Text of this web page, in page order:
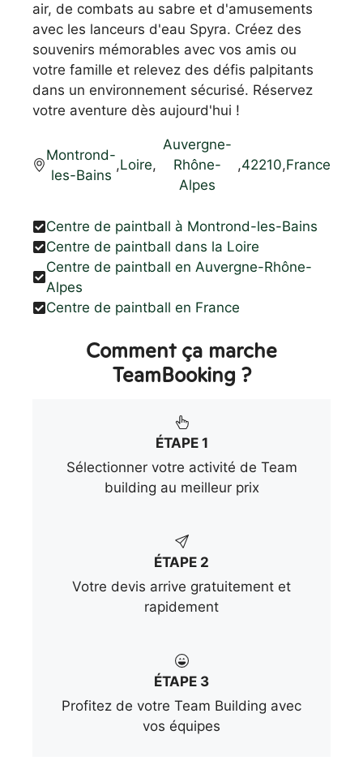
air, de combats au sabre et d'amusements
avec les lanceurs d'eau Spyra. Créez des
souvenirs mémorables avec vos amis ou
votre famille et relevez des défis palpitants
dans un environnement sécurisé. Réservez
votre aventure dès aujourd'hui !
Montrond-
les-Bains
,Loire,
Auvergne-
Rhône-
Alpes
,42210,France
Centre de paintball à Montrond-les-Bains
Centre de paintball dans la Loire
Centre de paintball en Auvergne-Rhône-
Alpes
Centre de paintball en France
Comment ça marche
TeamBooking ?
ÉTAPE 1
Sélectionner votre activité de Team
building au meilleur prix
ÉTAPE 2
Votre devis arrive gratuitement et
rapidement
ÉTAPE 3
Profitez de votre Team Building avec
vos équipes